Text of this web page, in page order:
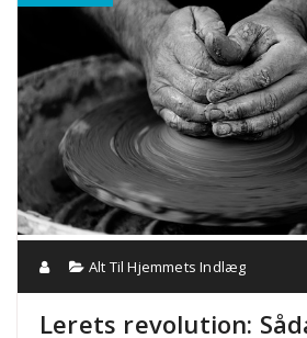
Alt Til Hjemmets Indlæg
Lerets revolution: